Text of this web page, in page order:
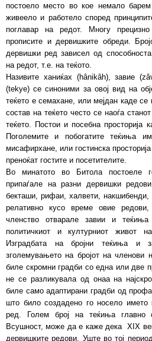
постоело место во кое немало
живеело и работело според
поглавар на редот. Многу
прописите и дервишките обреди.
дервишки ред зависел од
на редот, т.е. на теќото.
Називите ханиќах (hânikâh), завие
(tekye) се синоними за овој вид на
теќето е семахане, или мејдан каде
состав на теќето често се наоѓа
теќето. Постои и посебна просторија
Поголемите и побогатите теќиња
мисафирхане, или гостинска
преноќат гостите и посетителите.
Во минатото во Битола постоеле
припаѓале на разни дервишки
бекташи, рифаи, халвети,
релативно кусо време овие редови,
членство отварале завии и
политичкиот и културниот живот
Изградбата на бројни теќиња и
зголемувањето на бројот на членови
биле скромни градби со една или две
не се разликувала од онаа на
биле само адаптирани градби од
што било создадено го носело името
ред. Голем број на теќиња
Всушност, може да е каже дека XIX
дервишките редови. Уште во тој